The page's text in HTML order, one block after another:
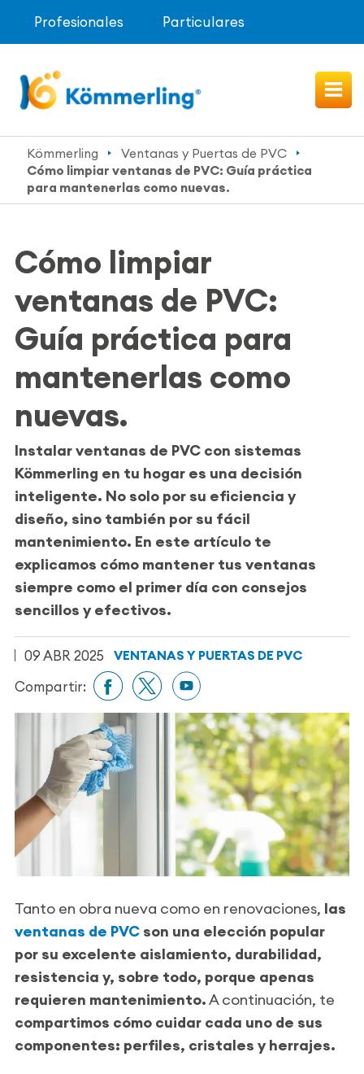
Profesionales Particulares
Kömmerling
Ventanas y Puertas de PVC
Cómo limpiar ventanas de PVC: Guía práctica
para mantenerlas como nuevas.
Cómo limpiar
ventanas de PVC:
Guía práctica para
mantenerlas como
nuevas.
Instalarventanas de PVCcon sistemas
Kömmerling en tu hogar es una decisión
inteligente. No solo por su eficiencia y
diseño, sino también por su fácil
mantenimiento. En este artículo te
explicamos cómo mantener tus ventanas
siempre como el primer día con consejos
sencillos y efectivos.
09 ABR 2025 VENTANAS Y PUERTAS DE PVC
Compartir:
Tanto en obra nueva como en renovaciones, las
ventanas de PVCson una elección popular
por su excelente aislamiento, durabilidad,
resistencia y, sobre todo, porque apenas
requieren mantenimiento.A continuación, te
compartimos cómo cuidar cada uno de sus
componentes: perfiles, cristales y herrajes.